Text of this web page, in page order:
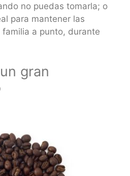
no puedas tomarla; o
para mantener las
a punto, durante
gran